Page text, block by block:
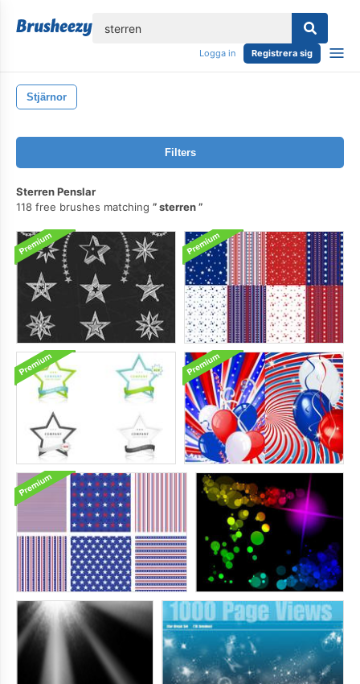
Logga in Registrera sig
Stjärnor
Filters
Sterren Penslar
118 free brushes matching
sterren